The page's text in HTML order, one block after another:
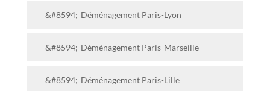
Déménagement Paris-Lyon
Déménagement Paris-Marseille
Déménagement Paris-Lille